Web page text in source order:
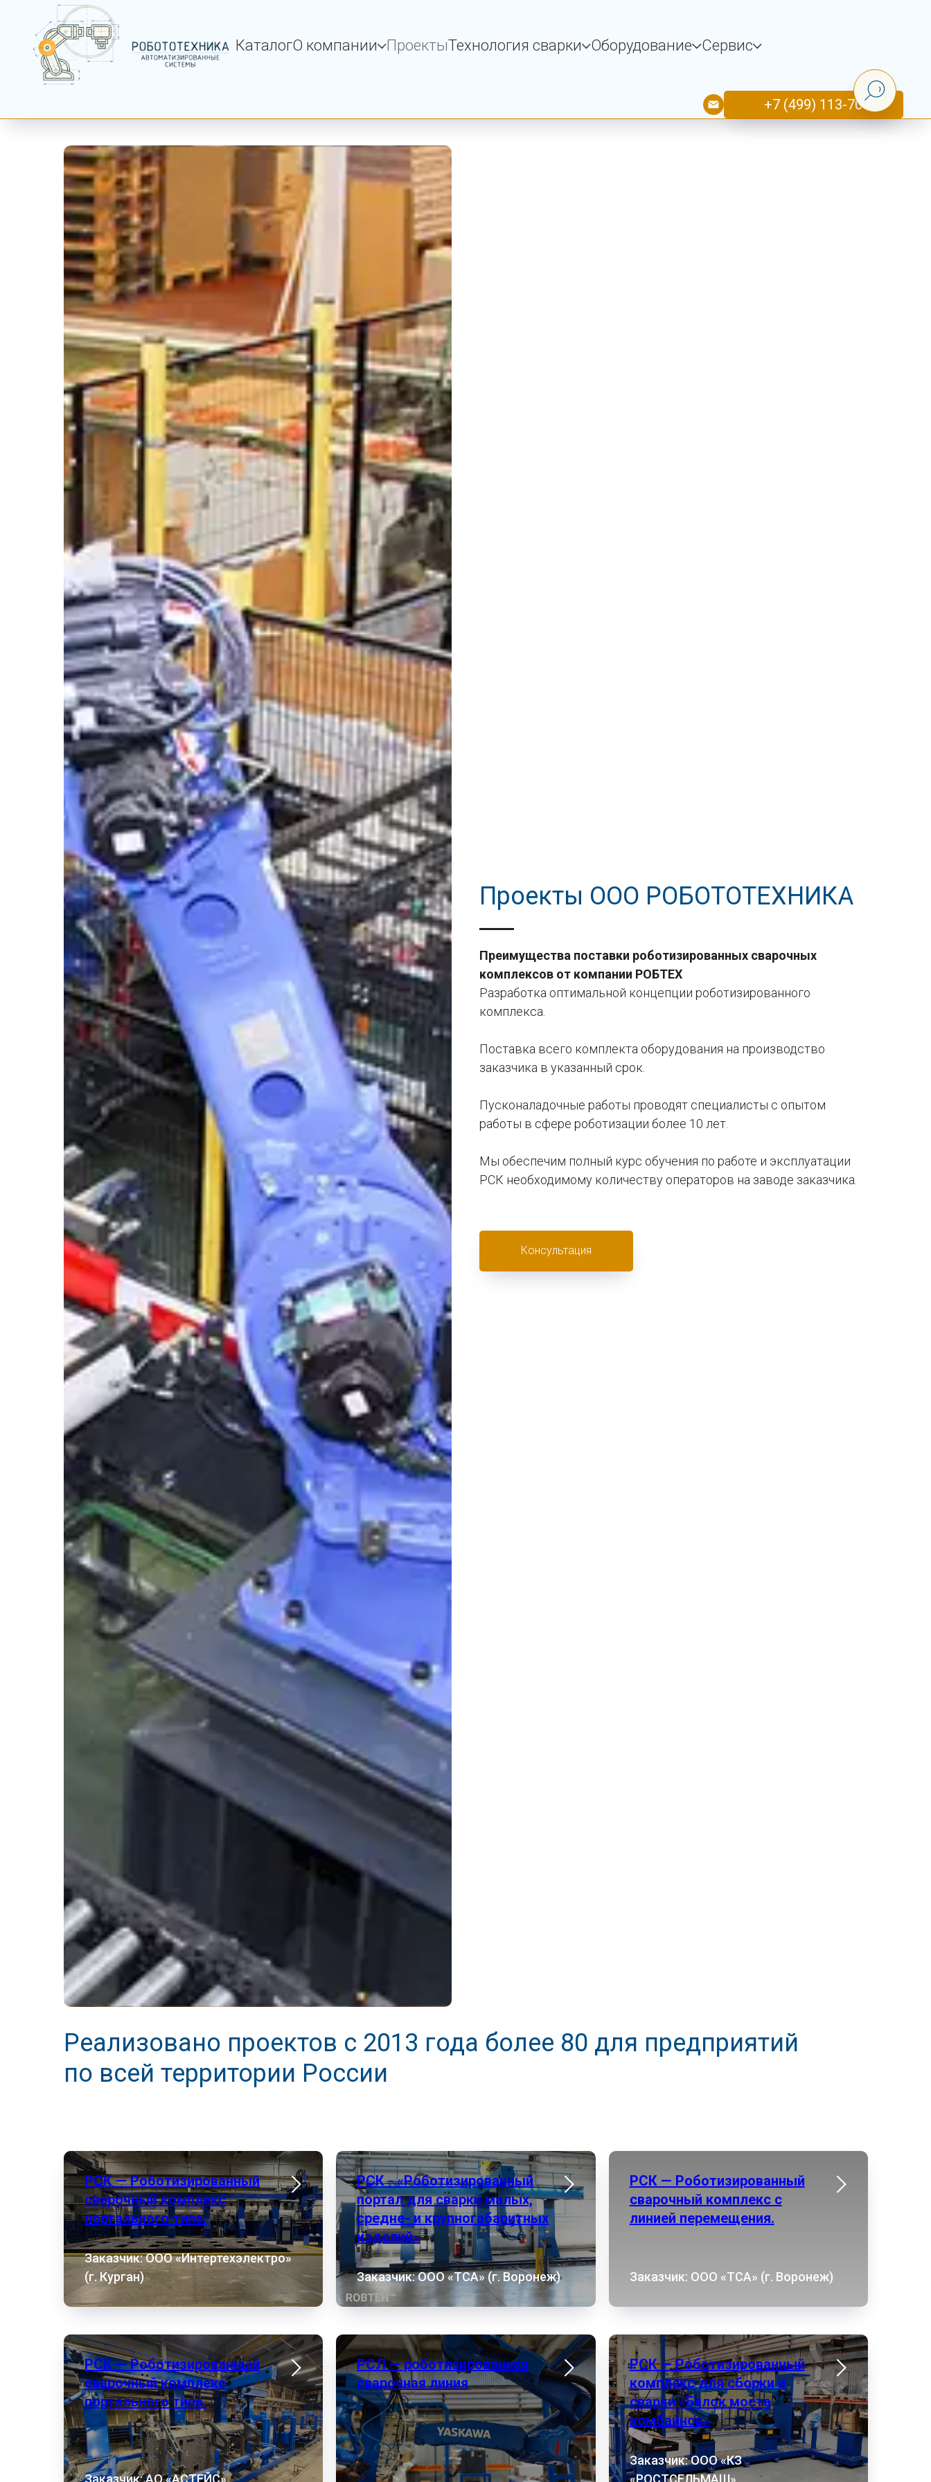
КаталогО компании ПроектыТехнология сварки Оборудование Сервис
+7 (499) 113-70-33
Проекты ООО РОБОТОТЕХНИКА
Преимущества поставки роботизированных сварочных
комплексов от компании РОБТЕХ
Разработка оптимальной концепции роботизированного
комплекса.
Поставка всего комплекта оборудования на производство
заказчика в указанный срок.
Пусконаладочные работы проводят специалисты с опытом
работы в сфере роботизации более 10 лет.
Мы обеспечим полный курс обучения по работе и эксплуатации
РСК необходимому количеству операторов на заводе заказчика.
Консультация
Реализовано проектов с 2013 года более 80 для предприятий
по всей территории России
РСК — Роботизированный
сварочный комплекс
портального типа.
Заказчик: ООО «Интертехэлектро»
(г. Курган)
РСК - «Роботизированный
портал для сварки малых,
средне- и крупногабаритных
изделий»
Заказчик: ООО «ТСА» (г. Воронеж)
РСК — Роботизированный
сварочный комплекс с
линией перемещения.
Заказчик: ООО «ТСА» (г. Воронеж)
РСК — Роботизированный
сварочный комплекс
портального типа.
Заказчик: АО «АСТЕЙС»
РСЛ — роботизированная
сварочная линия
РСК — Роботизированный
комплекс для сборки и
сварки «Балок моста
комбайнов»
Заказчик: ООО «КЗ
«РОСТСЕЛЬМАШ»